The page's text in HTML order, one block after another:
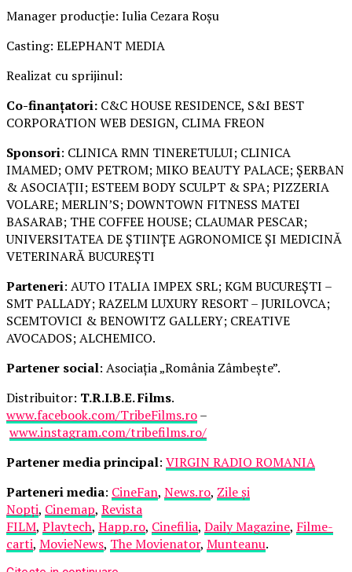
Manager producție: Iulia Cezara Roșu
Casting: ELEPHANT MEDIA
Realizat cu sprijinul:
Co-finanțatori: C&C HOUSE RESIDENCE, S&I BEST
CORPORATION WEB DESIGN, CLIMA FREON
Sponsori: CLINICA RMN TINERETULUI; CLINICA
IMAMED; OMV PETROM; MIKO BEAUTY PALACE; ȘERBAN
& ASOCIAȚII; ESTEEM BODY SCULPT & SPA; PIZZERIA
VOLARE; MERLIN’S; DOWNTOWN FITNESS MATEI
BASARAB; THE COFFEE HOUSE; CLAUMAR PESCAR;
UNIVERSITATEA DE ȘTIINȚE AGRONOMICE ȘI MEDICINĂ
VETERINARĂ BUCUREȘTI
Parteneri: AUTO ITALIA IMPEX SRL; KGM BUCUREȘTI –
SMT PALLADY; RAZELM LUXURY RESORT – JURILOVCA;
SCEMTOVICI & BENOWITZ GALLERY; CREATIVE
AVOCADOS; ALCHEMICO.
Partener social: Asociația „România Zâmbește”.
Distribuitor: T.R.I.B.E. Films.
www.facebook.com/TribeFilms.ro–
www.instagram.com/tribefilms.ro/
Partener media principal: VIRGIN RADIO ROMANIA
Parteneri media: CineFan, News.ro, Zile și
Nopți, Cinemap, Revista
FILM, Playtech, Happ.ro, Cinefilia, Daily Magazine, Filme-
carti, MovieNews, The Movienator, Munteanu.